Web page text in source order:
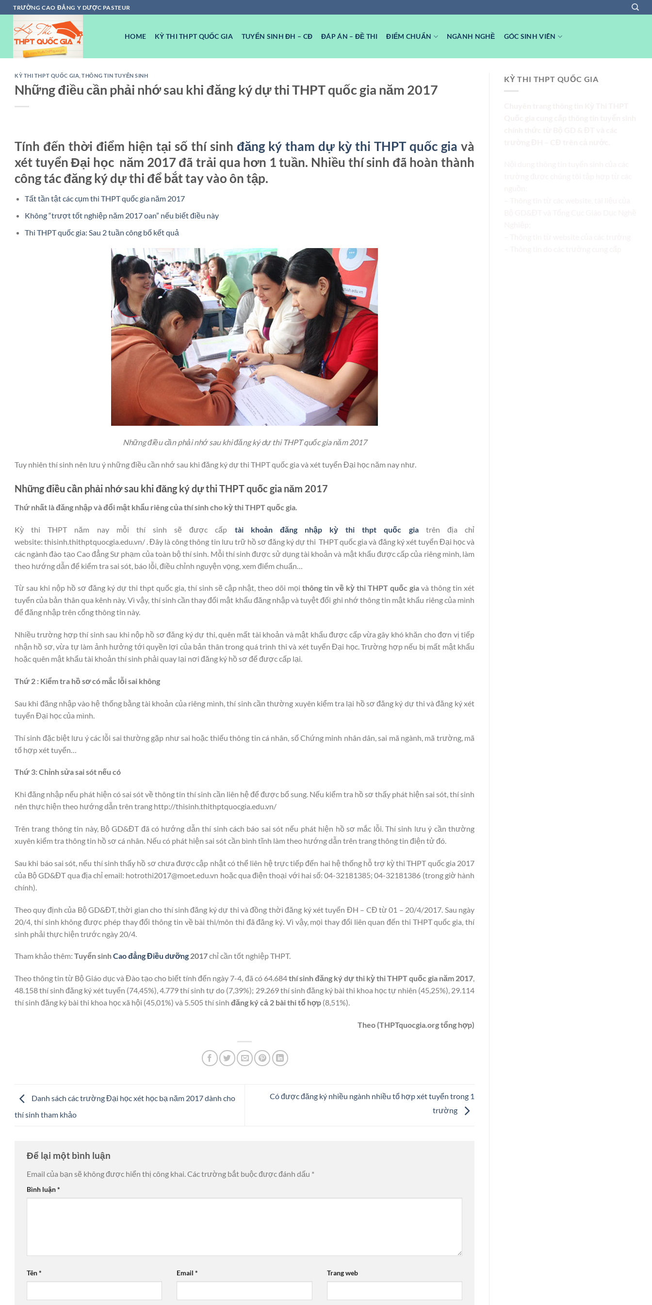
Chuyển
đến
dung
TRƯỜNG CAO ĐẲNG Y DƯỢC PASTEUR
HOME KỲ THI THPT QUỐC GIA TUYỂN SINH ĐH – CĐ ĐÁP ÁN – ĐỀ THI ĐIỂM CHUẨN NGÀNH NGHỀ GÓC SINH VIÊN
KỲ THI THPT QUỐC GIA ,THÔNG TIN TUYỂN SINH
Những điều cần phải nhớ sau khi đăng ký dự thi THPT quốc gia năm 2017
Tính đến thời điểm hiện tại số thí sinh đăng ký tham dự kỳ thi THPT quốc gia và
xét tuyển Đại học năm 2017 đã trải qua hơn 1 tuần. Nhiều thí sinh đã hoàn thành
công tác đăng ký dự thi để bắt tay vào ôn tập.
Tất tần tật các cụm thi THPT quốc gia năm 2017
Không “trượt tốt nghiệp năm 2017 oan” nếu biết điều này
Thi THPT quốc gia: Sau 2 tuần công bố kết quả
Những điều cần phải nhớ sau khi đăng ký dự thi THPT quốc gia năm 2017
Tuy nhiên thí sinh nên lưu ý những điều cần nhớ sau khi đăng ký dự thi THPT quốc gia và xét tuyển Đại học năm nay như.
Những điều cần phải nhớ sau khi đăng ký dự thi THPT quốc gia năm 2017
Thứ nhất là đăng nhập và đổi mật khẩu riêng của thí sinh cho kỳ thi THPT quốc gia.
Kỳ thi THPT năm nay mỗi thí sinh sẽ được cấp tài khoản đăng nhập kỳ thi thpt quốc giatrên địa chỉ
website: thisinh.thithptquocgia.edu.vn/ . Đây là công thông tin lưu trữ hồ sơ đăng ký dự thi THPT quốc gia và đăng ký xét tuyển Đại học và
các ngành đào tạo Cao đẳng Sư phạm của toàn bộ thí sinh. Mỗi thí sinh được sử dụng tài khoản và mật khẩu được cấp của riêng mình, làm
theo hướng dẫn để kiểm tra sai sót, báo lỗi, điều chỉnh nguyện vọng, xem điểm chuẩn…
Từ sau khi nộp hồ sơ đăng ký dự thi thpt quốc gia, thí sinh sẽ cập nhật, theo dõi mọithông tin về kỳ thi THPT quốc gia và thông tin xét
tuyển của bản thân qua kênh này. Vì vậy, thí sinh cần thay đổi mật khẩu đăng nhập và tuyệt đối ghi nhớ thông tin mật khẩu riêng của mình
để đăng nhập trên cổng thông tin này.
Nhiều trường hợp thí sinh sau khi nộp hồ sơ đăng ký dự thi, quên mất tài khoản và mật khẩu được cấp vừa gây khó khăn cho đơn vị tiếp
nhận hồ sơ, vừa tự làm ảnh hưởng tới quyền lợi của bản thân trong quá trình thi và xét tuyển Đại học. Trường hợp nếu bị mất mật khẩu
hoặc quên mật khẩu tài khoản thí sinh phải quay lại nơi đăng ký hồ sơ để được cấp lại.
Thứ 2 : Kiểm tra hồ sơ có mắc lỗi sai không
Sau khi đăng nhập vào hệ thống bằng tài khoản của riêng mình, thí sinh cần thường xuyên kiểm tra lại hồ sơ đăng ký dự thi và đăng ký xét
tuyển Đại học của mình.
Thí sinh đặc biệt lưu ý các lỗi sai thường gặp như sai hoặc thiếu thông tin cá nhân, số Chứng minh nhân dân, sai mã ngành, mã trường, mã
tổ hợp xét tuyển…
Thứ 3: Chỉnh sửa sai sót nếu có
Khi đăng nhập nếu phát hiện có sai sót về thông tin thí sinh cần liên hệ để được bổ sung. Nếu kiểm tra hồ sơ thấy phát hiện sai sót, thí sinh
nên thực hiện theo hướng dẫn trên trang http://thisinh.thithptquocgia.edu.vn/
Trên trang thông tin này, Bộ GD&ĐT đã có hướng dẫn thí sinh cách báo sai sót nếu phát hiện hồ sơ mắc lỗi. Thí sinh lưu ý cần thường
xuyên kiểm tra thông tin hồ sơ cá nhân. Nếu có phát hiện sai sót cần bình tĩnh làm theo hướng dẫn trên trang thông tin điện tử đó.
Sau khi báo sai sót, nếu thí sinh thấy hồ sơ chưa được cập nhật có thể liên hệ trực tiếp đến hai hệ thống hỗ trợ kỳ thi THPT quốc gia 2017
của Bộ GD&ĐT qua địa chỉ email: hotrothi2017@moet.edu.vn hoặc qua điện thoại với hai số: 04-32181385; 04-32181386 (trong giờ hành
chính).
Theo quy định của Bộ GD&ĐT, thời gian cho thí sinh đăng ký dự thi và đồng thời đăng ký xét tuyển ĐH – CĐ từ 01 – 20/4/2017. Sau ngày
20/4, thí sinh không được phép thay đổi thông tin về bài thi/môn thi đã đăng ký. Vì vậy, mọi thay đổi liên quan đến thi THPT quốc gia, thí
sinh phải thực hiện trước ngày 20/4.
Tham khảo thêm: Tuyển sinhCao đẳng Điều dưỡng 2017chỉ cần tốt nghiệp THPT.
Theo thông tin từ Bộ Giáo dục và Đào tạo cho biết tính đến ngày 7-4, đã có 64.684thí sinh đăng ký dự thi kỳ thi THPT quốc gia năm 2017,
48.158 thí sinh đăng ký xét tuyển (74,45%), 4.779 thí sinh tự do (7,39%); 29.269 thí sinh đăng ký bài thi khoa học tự nhiên (45,25%), 29.114
thí sinh đăng ký bài thi khoa học xã hội (45,01%) và 5.505 thí sinh đăng ký cả 2 bài thi tổ hợp (8,51%).
Theo (THPTquocgia.org tổng hợp)
Danh sách các trường Đại học xét học bạ năm 2017 dành cho
thí sinh tham khảo
Có được đăng ký nhiều ngành nhiều tổ hợp xét tuyển trong 1
trường
Để lại một bình luận
Email của bạn sẽ không được hiển thị công khai.Các trường bắt buộc được đánh dấu *
Bình luận*
Tên* Email* Trang web
KỲ THI THPT QUỐC GIA